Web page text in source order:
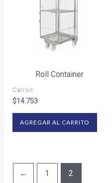
Roll Container
Carros
$14.753
AGREGAR AL CARRITO
← 1 2